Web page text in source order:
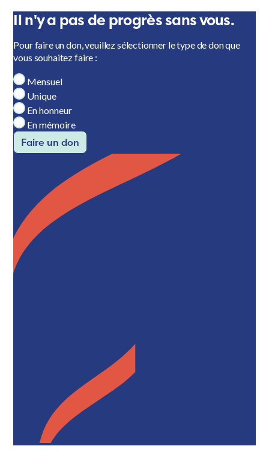
Il n'y a pas de progrès sans vous.
Pour faire un don, veuillez sélectionner le type de don que
vous souhaitez faire :
Mensuel
Unique
En honneur
En mémoire
Faire un don